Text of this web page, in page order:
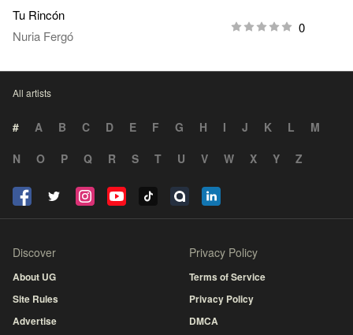
Tu Rincón
Nuria Fergó
0
All artists
# A B C D E F G H I J K L
M
N
O P Q R S T U V W X Y Z
Discover
About UG
Site Rules
Advertise
Privacy Policy
Terms of Service
Privacy Policy
DMCA